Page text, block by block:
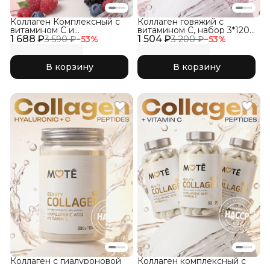
1 688 ₽3 590 ₽−53%
Коллаген Комплексный с
витамином C и
гиалуроновой кислотой,
В корзину
1 504 ₽3 200 ₽−53%
Коллаген говяжий с
витамином C, набор 3*120
капсул
В корзину
Коллаген с гиалуроновой Коллаген комплексный с